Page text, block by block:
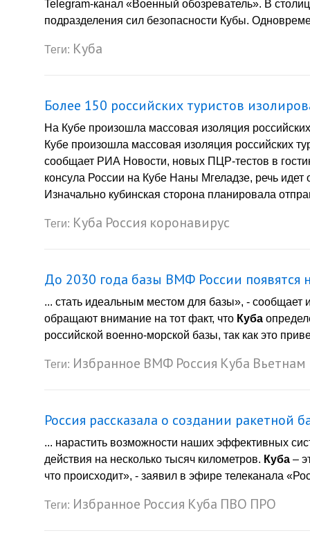
Telegram-канал «Военный обозреватель». В
подразделения сил безопасности Кубы.
Теги: Куба
Более 150 российских туристов
На Кубе произошла массовая изоляция
Кубе произошла массовая изоляция российских
сообщает РИА Новости, новых ПЦР-тестов в
консула России на Кубе Наны Мгеладзе, речь
Изначально кубинская сторона планировала
Теги: Куба Россия коронавирус
До 2030 года базы ВМФ России появятся
... стать идеальным местом для базы», -
обращают внимание на тот факт, что Куба
российской военно-морской базы, так как это
Теги: Избранное ВМФ Россия Куба Вьетнам
Россия рассказала о создании
... нарастить возможности наших эффективных
действия на несколько тысяч километров. Куба –
что происходит», - заявил в эфире телеканала
Теги: Избранное Россия Куба ПВО ПРО